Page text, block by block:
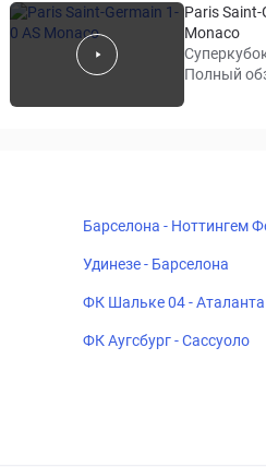
Paris Saint-
Monaco
Полный
Барселона - Ноттингем
Удинезе - Барселона
ФК Шальке 04 - Аталанта
ФК Аугсбург - Сассуоло